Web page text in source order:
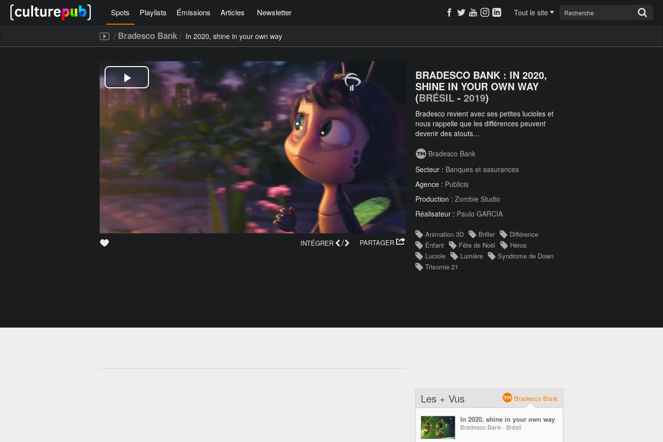
Spots Playlists Émissions Articles Newsletter Tout le site
/ Bradesco Bank/ In 2020, shine in your own way
PARTAGER
INTÉGRER /
BRADESCO BANK : IN 2020,
SHINE IN YOUR OWN WAY
(BRÉSIL - 2019)
Bradesco revient avec ses petites lucioles et
nous rappelle que les différences peuvent
devenir des atouts…
Bradesco Bank
Secteur : Banques et assurances
Agence : Publicis
Production : Zombie Studio
Réalisateur : Paulo GARCIA
Animation 3D Briller
Différence
Enfant
Fête de Noël
Héros
Luciole
Lumière
Syndrome de Down
Trisomie 21
Les + Vus Bradesco Bank
In 2020, shine in your own way
Bradesco Bank - Brésil